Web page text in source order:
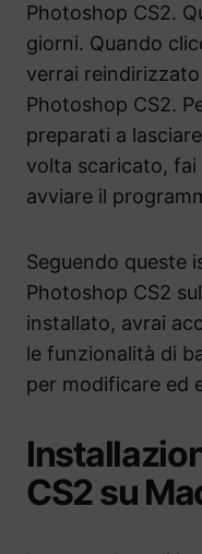
Photoshop CS2.
giorni. Quando
verrai
Photoshop CS2.
preparati a
volta scaricato,
avviare il
Seguendo queste
Photoshop CS2
installato, avrai
le funzionalità di
per modificare ed
CS2 su